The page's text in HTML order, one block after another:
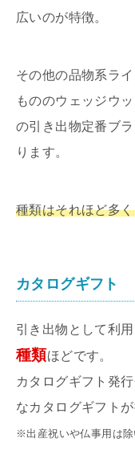
広いのが特徴。
その他の品物系ラ
もののウェッジウ
の引き出物定番ブ
ります。
種類はそれほど多
カタログギフト
引き出物として利
種類ほどです。
カタログギフト発
なカタログギフト
※出産祝いや仏事用は除